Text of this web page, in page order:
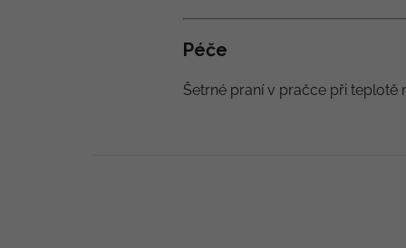
Péče
Šetrné praní v pračce při teplotě